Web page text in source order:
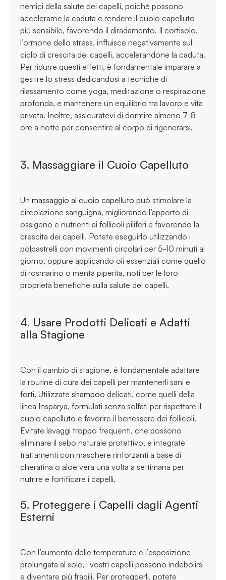
nemici della salute dei capelli, poiché possono
accelerarne la caduta e rendere il cuoio capelluto
più sensibile, favorendo il diradamento. Il cortisolo,
l’ormone dello stress, influisce negativamente sul
ciclo di crescita dei capelli, accelerandone la caduta.
Per ridurre questi effetti, è fondamentale imparare a
gestire lo stress dedicandosi a tecniche di
rilassamento come yoga, meditazione o respirazione
profonda, e mantenere un equilibrio tra lavoro e vita
privata. Inoltre, assicuratevi di dormire almeno 7-8
ore a notte per consentire al corpo di rigenerarsi.
3. Massaggiare il Cuoio Capelluto
Un massaggio al cuoio capelluto può stimolare la
circolazione sanguigna, migliorando l’apporto di
ossigeno e nutrienti ai follicoli piliferi e favorendo la
crescita dei capelli. Potete eseguirlo utilizzando i
polpastrelli con movimenti circolari per 5-10 minuti al
giorno, oppure applicando oli essenziali come quello
di rosmarino o menta piperita, noti per le loro
proprietà benefiche sulla salute dei capelli.
4. Usare Prodotti Delicati e Adatti
alla Stagione
Con il cambio di stagione, è fondamentale adattare
la routine di cura dei capelli per mantenerli sani e
forti. Utilizzate shampoo delicati, come quelli della
linea Insparya, formulati senza solfati per rispettare il
cuoio capelluto e favorire il benessere dei follicoli.
Evitate lavaggi troppo frequenti, che possono
eliminare il sebo naturale protettivo, e integrate
trattamenti con maschere rinforzanti a base di
cheratina o aloe vera una volta a settimana per
nutrire e fortificare i capelli.
5. Proteggere i Capelli dagli Agenti
Esterni
Con l’aumento delle temperature e l’esposizione
prolungata al sole, i vostri capelli possono indebolirsi
e diventare più fragili. Per proteggerli, potete